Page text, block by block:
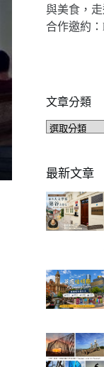
與美食，
合作邀約：
文章分類
文
類
最新文章